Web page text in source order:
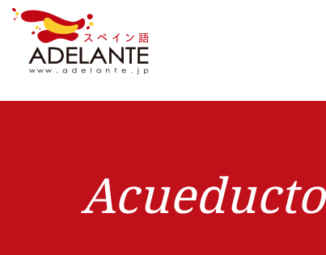
Acueducto